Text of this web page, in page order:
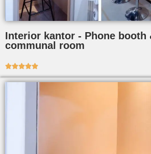
Interior kantor - Phone booth
communal room
